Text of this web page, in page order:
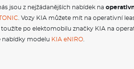
jsou z nejžádanějších nabídek na
. Vozy KIA můžete mít na operativní
po elektomobilu značky KIA na
nabídky modelu KIA eNIRO